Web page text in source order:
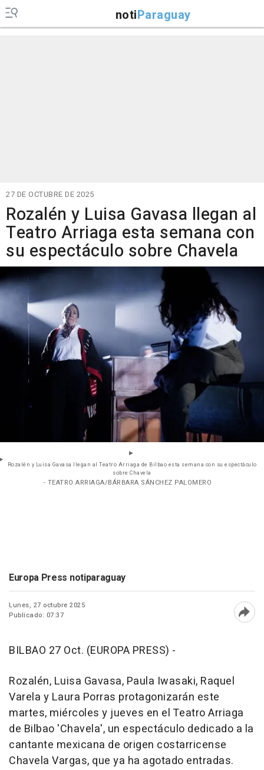
notiParaguay
27 DE OCTUBRE DE 2025
Rozalén y Luisa Gavasa llegan al
Teatro Arriaga esta semana con
su espectáculo sobre Chavela
Rozalén y Luisa Gavasa llegan al Teatro Arriaga de Bilbao esta semana con su espectáculo
sobre Chavela
- TEATRO ARRIAGA/BÁRBARA SÁNCHEZ PALOMERO
Europa Press notiparaguay
Lunes, 27 octubre 2025
Publicado: 07:37
BILBAO 27 Oct. (EUROPA PRESS) -
Rozalén, Luisa Gavasa, Paula Iwasaki, Raquel
Varela y Laura Porras protagonizarán este
martes, miércoles y jueves en el Teatro Arriaga
de Bilbao 'Chavela', un espectáculo dedicado a la
cantante mexicana de origen costarricense
Chavela Vargas, que ya ha agotado entradas.